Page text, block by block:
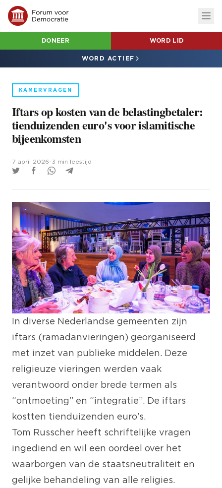
DONEER WORD LID
WORD ACTIEF
KAMERVRAGEN
Iftars op kosten van de belastingbetaler:
tienduizenden euro's voor islamitische
bijeenkomsten
7 april 2026 3 min leestijd
In diverse Nederlandse gemeenten zijn
iftars (ramadanvieringen) georganiseerd
met inzet van publieke middelen. Deze
religieuze vieringen werden vaak
verantwoord onder brede termen als
“ontmoeting” en “integratie”. De iftars
kostten tienduizenden euro's.
Tom Russcher heeft schriftelijke vragen
ingediend en wil een oordeel over het
waarborgen van de staatsneutraliteit en
gelijke behandeling van alle religies.